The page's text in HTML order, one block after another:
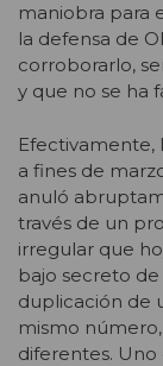
maniobra para
la defensa de
corroborarlo,
y que no se ha
Efectivamente,
a fines de
anuló
través de un
irregular que
bajo secreto
duplicación de
mismo
diferentes.